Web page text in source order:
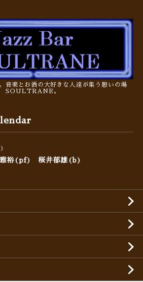
音楽とお酒の大好きな人達が集う憩いの場
SOULTRANE。
裕(pf) 桜井郁雄(b)